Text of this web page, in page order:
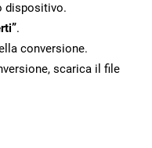
dispositivo.
.
conversione.
scarica il file